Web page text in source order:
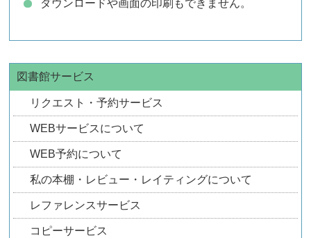
ダウンロードや画面の印刷もできません。
図書館サービス
リクエスト・予約サービス
WEBサービスについて
WEB予約について
私の本棚・レビュー・レイティングについて
レファレンスサービス
コピーサービス